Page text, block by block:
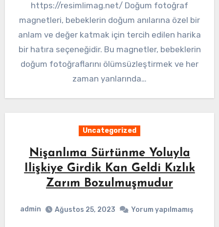
https://resimlimag.net/ Doğum fotoğraf
magnetleri, bebeklerin doğum anılarına özel bir
anlam ve değer katmak için tercih edilen harika
bir hatıra seçeneğidir. Bu magnetler, bebeklerin
doğum fotoğraflarını ölümsüzleştirmek ve her
zaman yanlarında…
Uncategorized
Nişanlıma Sürtünme Yoluyla
Ilişkiye Girdik Kan Geldi Kızlık
Zarım Bozulmuşmudur
admin Ağustos 25, 2023 Yorum yapılmamış